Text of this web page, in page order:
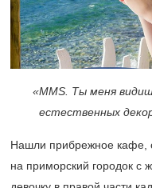
«MMS. Ты меня
естественных
Нашли прибрежное кафе,
на приморский городок с